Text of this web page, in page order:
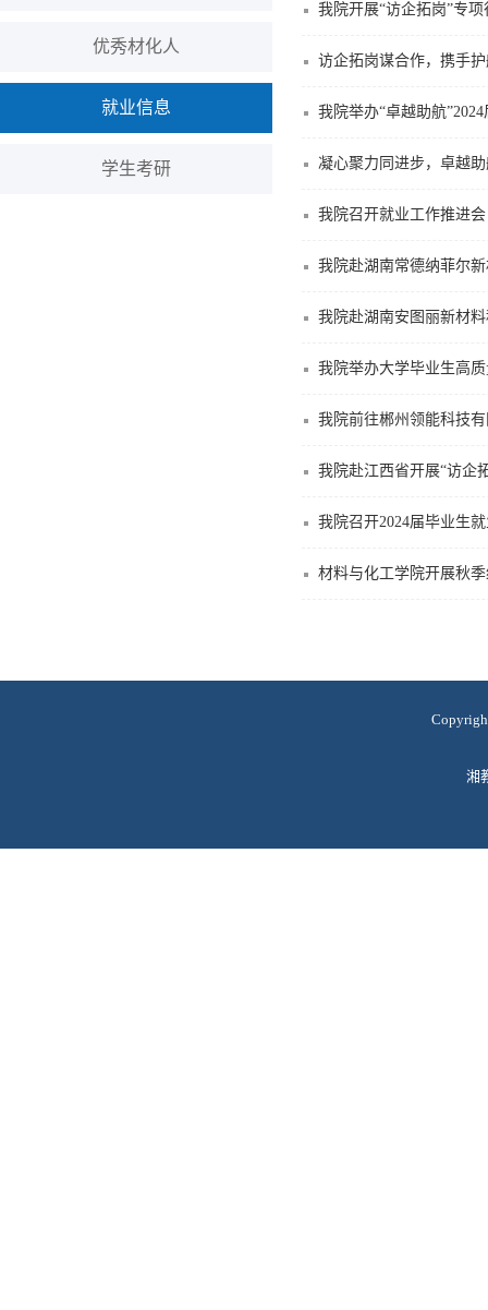
优秀材化人
就业信息
学生考研
我院开展“访企拓岗”专
访企拓岗谋合作，携手
我院举办“卓越助航
凝心聚力同进步，卓越
我院召开就业工作推进会
我院赴湖南常德纳菲尔
我院赴湖南安图丽新材
我院举办大学毕业生高
我院前往郴州领能科技
我院赴江西省开展“访企
我院召开2024届毕业生
材料与化工学院开展秋
湘